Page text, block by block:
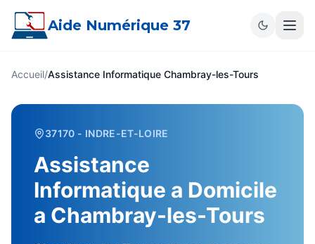
Aide Numérique 37
Accueil/Assistance Informatique Chambray-les-Tours
37170 - INDRE-ET-LOIRE
Assistance
Informatique a Domicile
a Chambray-les-Tours